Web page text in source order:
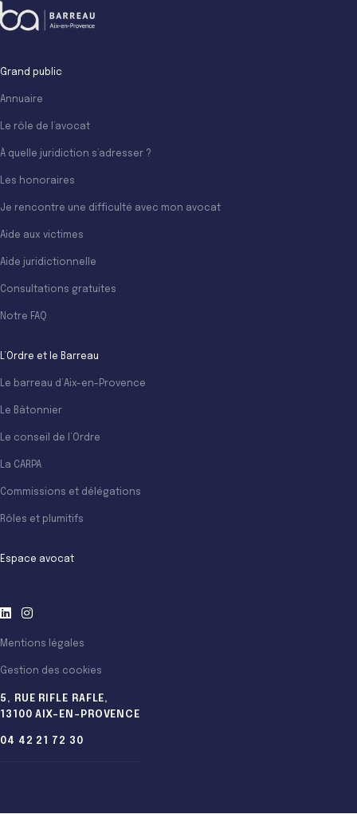
Grand public
Annuaire
Le rôle de l’avocat
À quelle juridiction s’adresser ?
Les honoraires
Je rencontre une difficulté avec mon avocat
Aide aux victimes
Aide juridictionnelle
Consultations gratuites
Notre FAQ
L’Ordre et le Barreau
Le barreau d’Aix-en-Provence
Le Bâtonnier
Le conseil de l’Ordre
La CARPA
Commissions et délégations
Rôles et plumitifs
Espace avocat
Mentions légales
Gestion des cookies
5, RUE RIFLE RAFLE,
13100 AIX-EN-PROVENCE
04 42 21 72 30